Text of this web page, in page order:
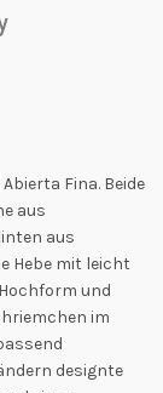
Fina. Beide
aus
aus
Hebe mit leicht
und
im
designte